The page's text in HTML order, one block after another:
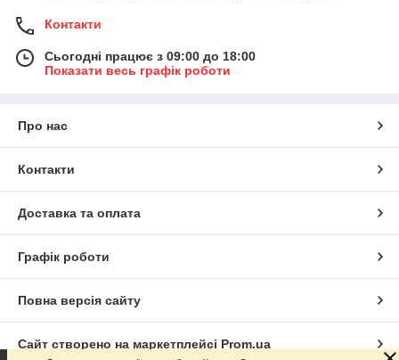
Контакти
Сьогодні працює з 09:00 до 18:00
Показати весь графік роботи
Про нас
Контакти
Доставка та оплата
Графік роботи
Повна версія сайту
Сайт створено на маркетплейсі Prom.ua